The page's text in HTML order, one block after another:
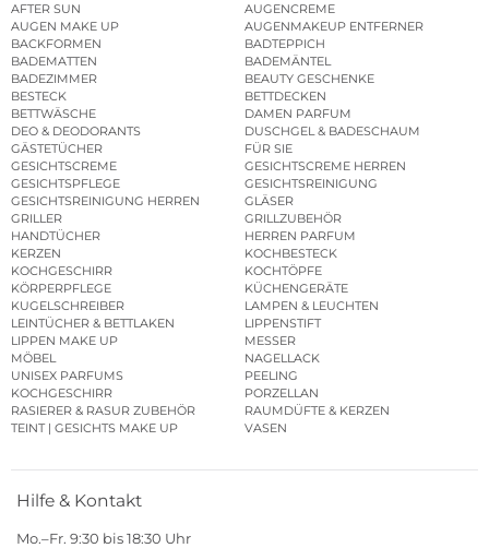
AFTER SUN
AUGENCREME
AUGEN MAKE UP
AUGENMAKEUP ENTFERNER
BACKFORMEN
BADTEPPICH
BADEMATTEN
BADEMÄNTEL
BADEZIMMER
BEAUTY GESCHENKE
BESTECK
BETTDECKEN
BETTWÄSCHE
DAMEN PARFUM
DEO & DEODORANTS
DUSCHGEL & BADESCHAUM
GÄSTETÜCHER
FÜR SIE
GESICHTSCREME
GESICHTSCREME HERREN
GESICHTSPFLEGE
GESICHTSREINIGUNG
GESICHTSREINIGUNG HERREN
GLÄSER
GRILLER
GRILLZUBEHÖR
HANDTÜCHER
HERREN PARFUM
KERZEN
KOCHBESTECK
KOCHGESCHIRR
KOCHTÖPFE
KÖRPERPFLEGE
KÜCHENGERÄTE
KUGELSCHREIBER
LAMPEN & LEUCHTEN
LEINTÜCHER & BETTLAKEN
LIPPENSTIFT
LIPPEN MAKE UP
MESSER
MÖBEL
NAGELLACK
UNISEX PARFUMS
PEELING
KOCHGESCHIRR
PORZELLAN
RASIERER & RASUR ZUBEHÖR
RAUMDÜFTE & KERZEN
TEINT | GESICHTS MAKE UP
VASEN
Hilfe & Kontakt
Mo.–Fr. 9:30 bis 18:30 Uhr